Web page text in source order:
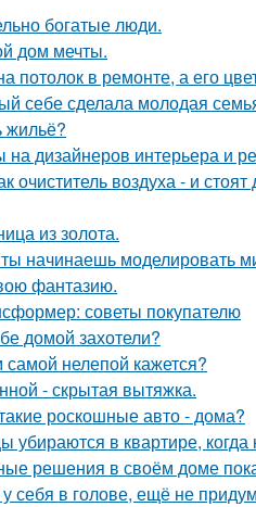
богатые люди.
дом мечты.
потолок в ремонте, а его
себе сделала молодая
жильё?
на дизайнеров интерьера и
очиститель воздуха - и
из золота.
начинаешь моделировать
фантазию.
советы покупателю
домой захотели?
нелепой кажется?
- скрытая вытяжка.
роскошные авто - дома?
убираются в квартире, когда
решения в своём доме
себя в голове, ещё не